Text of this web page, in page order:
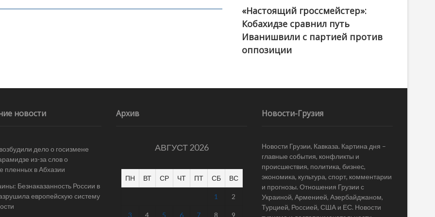
@ქართული ოცნება / Georgian Dream
«Настоящий гроссмейстер»:
Кобахидзе сравнил путь
Иванишвили с партией против
оппозиции
новости
дело о госизмене
из-за слов о
пленных в Абхазии
Безнаказанность России в
европейскую систему
Архив
АВГУСТ 2026
ПН ВТ СР ЧТ ПТ СБ ВС
1 2
3 4 5 6 7 8 9
Новости-Грузия
Новости Грузии, Кавказа. Картина дня –
главные события, конфликты и
происшествия, политика, бизнес,
экономика, культура, спорт, комментарии
и прогнозы. Отношения Грузии с
Украиной, Арменией, Азербайджаном,
Турцией, Россией, США и ЕС. Новости